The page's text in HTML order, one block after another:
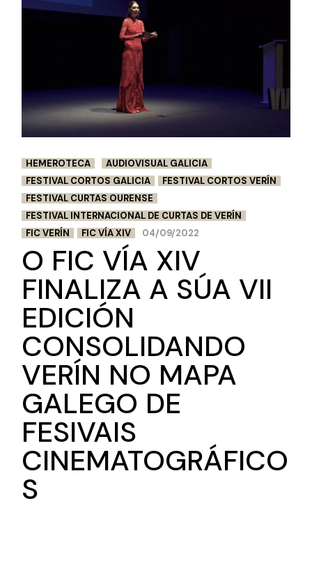
HEMEROTECA
AUDIOVISUAL GALICIA
FESTIVAL CORTOS GALICIA
FESTIVAL CORTOS VERÍN
FESTIVAL CURTAS OURENSE
FESTIVAL INTERNACIONAL DE CURTAS DE VERÍN
FIC VERÍN
FIC VÍA XIV 04/09/2022
O FIC VÍA XIV
FINALIZA A SÚA VII
EDICIÓN
CONSOLIDANDO
VERÍN NO MAPA
GALEGO DE
FESIVAIS
CINEMATOGRÁFICO
S